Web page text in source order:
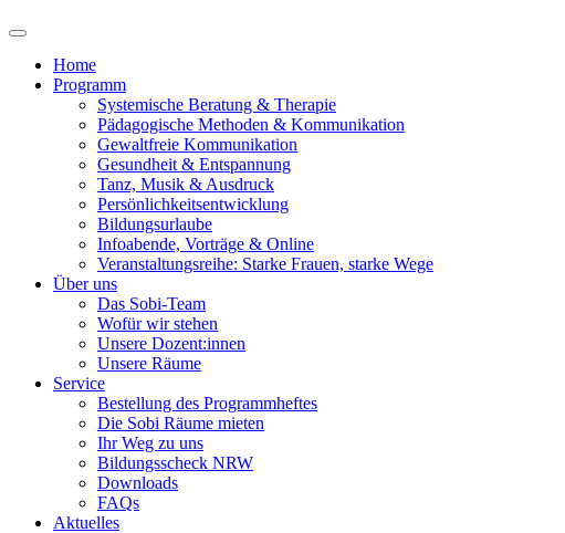
Home
Programm
Systemische Beratung & Therapie
Pädagogische Methoden & Kommunikation
Gewaltfreie Kommunikation
Gesundheit & Entspannung
Tanz, Musik & Ausdruck
Persönlichkeitsentwicklung
Bildungsurlaube
Infoabende, Vorträge & Online
Veranstaltungsreihe: Starke Frauen, starke Wege
Über uns
Das Sobi-Team
Wofür wir stehen
Unsere Dozent:innen
Unsere Räume
Service
Bestellung des Programmheftes
Die Sobi Räume mieten
Ihr Weg zu uns
Bildungsscheck NRW
Downloads
FAQs
Aktuelles